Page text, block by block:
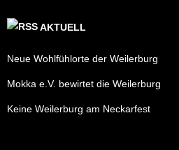
AKTUELL
Neue Wohlfühlorte der Weilerburg
Mokka e.V. bewirtet die Weilerburg
Keine Weilerburg am Neckarfest